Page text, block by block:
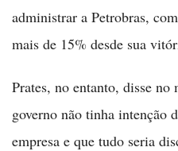
administrar a Petrobras,
mais de 15% desde sua
Prates, no entanto, disse no
governo não tinha intenção
empresa e que tudo seria